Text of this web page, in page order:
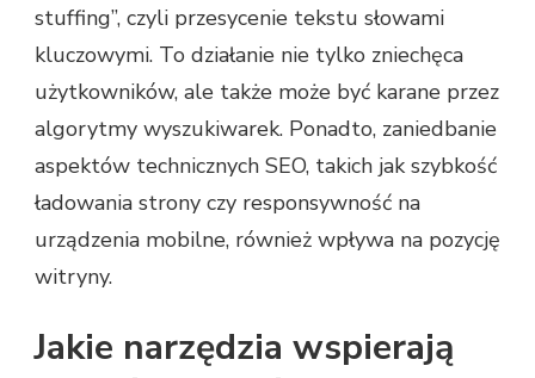
stuffing”, czyli przesycenie tekstu słowami
kluczowymi. To działanie nie tylko zniechęca
użytkowników, ale także może być karane przez
algorytmy wyszukiwarek. Ponadto, zaniedbanie
aspektów technicznych SEO, takich jak szybkość
ładowania strony czy responsywność na
urządzenia mobilne, również wpływa na pozycję
witryny.
Jakie narzędzia wspierają